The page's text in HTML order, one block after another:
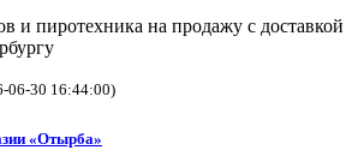
и пиротехника на продажу с доставкой
06-30 16:44:00)
«Отырба»